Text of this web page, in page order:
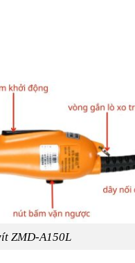
ZMD-A150L